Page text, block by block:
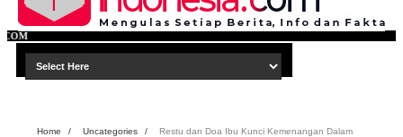
Home / Uncategories /
Restu dan Doa Ibu Kunci Kemenangan Dalam